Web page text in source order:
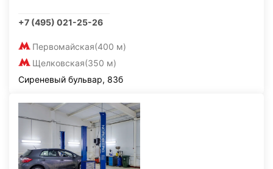
+7 (495) 021-25-26
Первомайская(400 м)
Щелковская(350 м)
Сиреневый бульвар, 83б